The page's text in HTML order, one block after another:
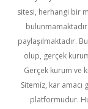
sitesi, herhangi bir
paylaşılmaktadır.
olup, gerçek
Gerçek kurum ve
Sitemiz, kar
platformudur.